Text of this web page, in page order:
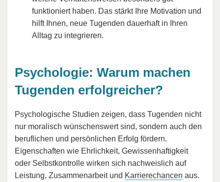
funktioniert haben. Das stärkt Ihre Motivation und
hilft Ihnen, neue Tugenden dauerhaft in Ihren
Alltag zu integrieren.
Psychologie: Warum machen
Tugenden erfolgreicher?
Psychologische Studien zeigen, dass Tugenden nicht
nur moralisch wünschenswert sind, sondern auch den
beruflichen und persönlichen Erfolg fördern.
Eigenschaften wie Ehrlichkeit, Gewissenhaftigkeit
oder Selbstkontrolle wirken sich nachweislich auf
Leistung, Zusammenarbeit und Karrierechancen aus.